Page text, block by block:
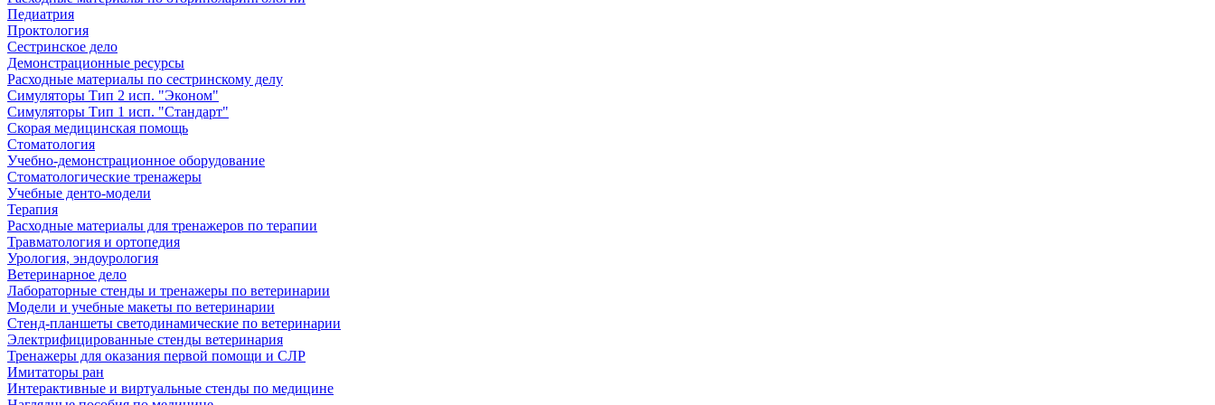
Педиатрия
Проктология
Сестринское дело
Демонстрационные ресурсы
Расходные материалы по сестринскому делу
Симуляторы Тип 2 исп. "Эконом"
Симуляторы Тип 1 исп. "Стандарт"
Скорая медицинская помощь
Стоматология
Учебно-демонстрационное оборудование
Стоматологические тренажеры
Учебные денто-модели
Терапия
Расходные материалы для тренажеров по терапии
Травматология и ортопедия
Урология, эндоурология
Ветеринарное дело
Лабораторные стенды и тренажеры по ветеринарии
Модели и учебные макеты по ветеринарии
Стенд-планшеты светодинамические по ветеринарии
Электрифицированные стенды ветеринария
Тренажеры для оказания первой помощи и СЛР
Имитаторы ран
Интерактивные и виртуальные стенды по медицине